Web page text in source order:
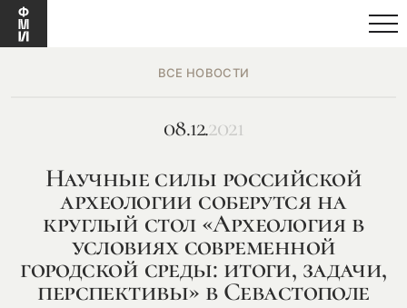
ВСЕ НОВОСТИ
08.12.2021
Научные силы российской
археологии соберутся на
круглый стол «Археология в
условиях современной
городской среды: итоги, задачи,
перспективы» в Севастополе